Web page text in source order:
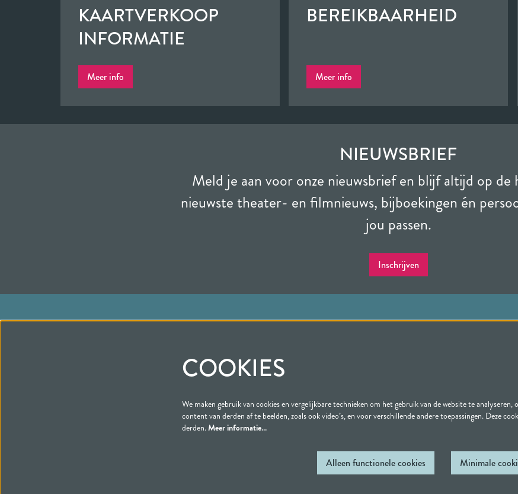
KAARTVERKOOP
INFORMATIE
Meer info
BEREIKBAARHEID
Meer info
NIEUWSBRIEF
Meld je aan voor onze nieuwsbrief en blijf altijd op de
nieuwste theater- en filmnieuws, bijboekingen én
jou passen.
Inschrijven
(0344) 67 35 00
Openingstijden kassa
© Schouwburg & Filmtheater Agnietenhof | Tiel
COOKIES
We maken gebruik van cookies en vergelijkbare technieken om het gebruik van de website te analyseren,
content van derden af te beelden, zoals ook video’s, en voor verschillende andere toepassingen. Deze
derden.Meer informatie…
Alleen functionele cookies Minimale